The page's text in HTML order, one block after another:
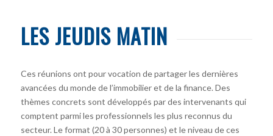
LES JEUDIS MATIN
Ces réunions ont pour vocation de partager les dernières
avancées du monde de l’immobilier et de la finance. Des
thèmes concrets sont développés par des intervenants qui
comptent parmi les professionnels les plus reconnus du
secteur. Le format (20 à 30 personnes) et le niveau de ces